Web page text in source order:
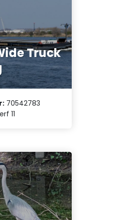
Truck
70542783
11